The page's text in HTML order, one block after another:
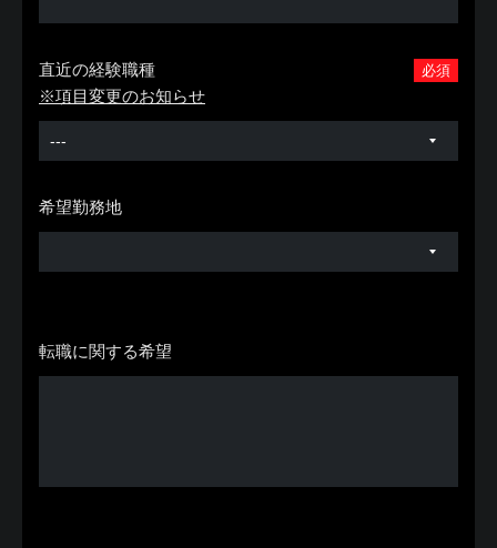
必須
直近の経験職種
※項目変更のお知らせ
希望勤務地
転職に関する希望